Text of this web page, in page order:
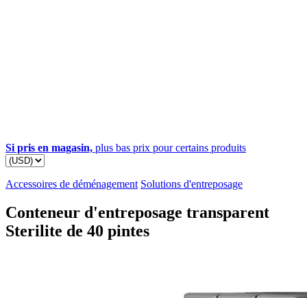
Si pris en magasin, plus bas prix pour certains produits
Accessoires de déménagement Solutions d'entreposage
Conteneur d'entreposage transparent
Sterilite de 40 pintes